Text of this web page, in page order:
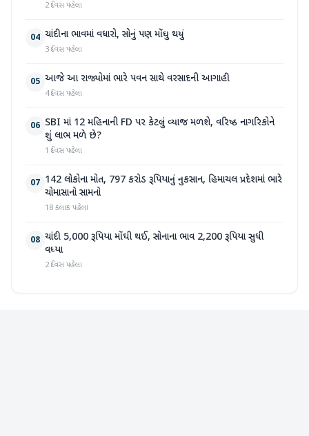
2 દિવસ પહેલા
04 ચાંદીના ભાવમાં વધારો, સોનું પણ મોંઘુ થયું
3 દિવસ પહેલા
05 આજે આ રાજ્યોમાં ભારે પવન સાથે વરસાદની આગાહી
4 દિવસ પહેલા
06 SBI માં 12 મહિનાની FD પર કેટલું વ્યાજ મળશે, વરિષ્ઠ નાગરિકોને
શું લાભ મળે છે?
1 દિવસ પહેલા
07 142 લોકોના મોત, 797 કરોડ રૂપિયાનું નુકસાન, હિમાચલ પ્રદેશમાં ભારે
ચોમાસાનો સામનો
18 કલાક પહેલા
08 ચાંદી 5,000 રૂપિયા મોંઘી થઈ, સોનાના ભાવ 2,200 રૂપિયા સુધી
વધ્યા
2 દિવસ પહેલા